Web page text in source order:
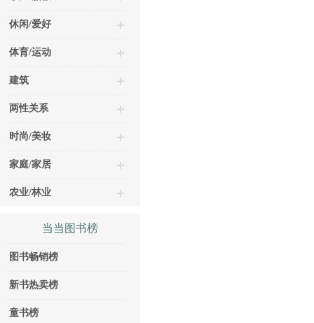
休闲/爱好
体育/运动
建筑
两性关系
时尚/美妆
家庭/家居
农业/林业
当当图书榜
图书畅销榜
新书热卖榜
童书榜